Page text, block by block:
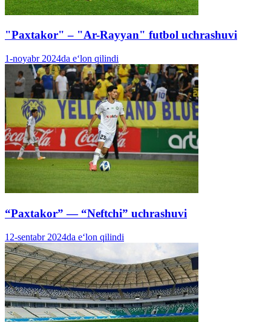
"Paxtakor" – "Ar-Rayyan" futbol uchrashuvi
1-noyabr 2024da e‘lon qilindi
“Paxtakor” — “Neftchi” uchrashuvi
12-sentabr 2024da e‘lon qilindi